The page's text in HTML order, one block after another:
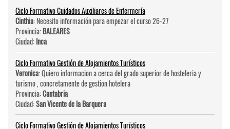
Ciclo Formativo Cuidados Auxiliares de Enfermería
Cinthia: Necesito información para empezar el curso 26-27
Provincia:BALEARES
Ciudad:Inca
Ciclo Formativo Gestión de Alojamientos Turísticos
Veronica: Quiero informacion a cerca del grado superior de hosteleri­a y
turismo , concretamente de gestion hotelera
Provincia:Cantabria
Ciudad:San Vicente de la Barquera
Ciclo Formativo Gestión de Alojamientos Turísticos